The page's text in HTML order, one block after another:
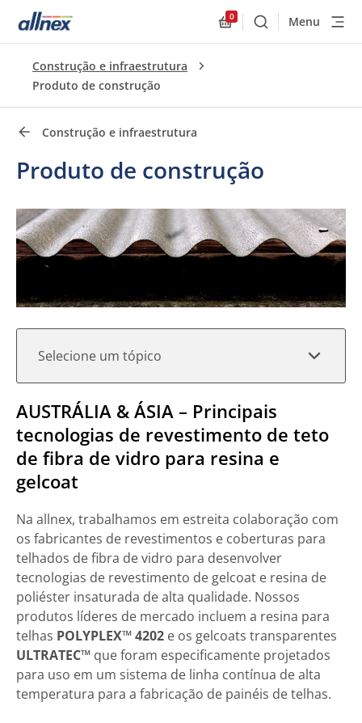
0
BuscarMenu
Construção e infraestrutura
Produto de construção
Construção e infraestrutura
Produto de construção
Selecione um tópico
Links rápidos
AUSTRÁLIA & ÁSIA – Principais
tecnologias de revestimento de teto
de fibra de vidro para resina e
gelcoat
Na allnex, trabalhamos em estreita colaboração com
os fabricantes de revestimentos e coberturas para
telhados de fibra de vidro para desenvolver
tecnologias de revestimento de gelcoat e resina de
poliéster insaturada de alta qualidade. Nossos
produtos líderes de mercado incluem a resina para
telhas POLYPLEX™ 4202 e os gelcoats transparentes
ULTRATEC™ que foram especificamente projetados
para uso em um sistema de linha contínua de alta
temperatura para a fabricação de painéis de telhas.